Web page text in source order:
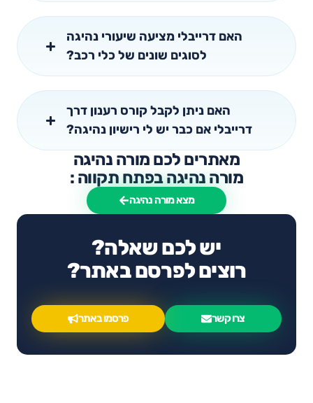
האם דרייבלי מציעה שיעורי נהיגה
לסוגים שונים של כלי רכב?
האם ניתן לקבל קורס רענון דרך
דרייבלי אם כבר יש לי רישיון נהיגה?
מאתרים לכם מורה נהיגה
מורה נהיגה בפתח תקווה :
מצא מורה נהיגה
יש לכם שאלה?
רוצים לפרסם באתר?
צרו קשר פרסמו באתר